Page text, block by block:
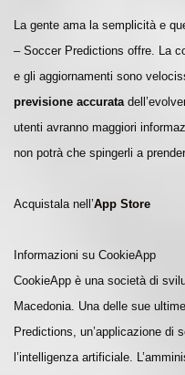
La gente ama la semplicità e
– Soccer Predictions offre. La
e gli aggiornamenti sono
previsione accurata
utenti avranno maggiori
non potrà che spingerli a
Acquistala nell’App Store
Informazioni su CookieApp
CookieApp è una società di
Macedonia. Una delle sue
Predictions, un’applicazione
l’intelligenza artificiale.